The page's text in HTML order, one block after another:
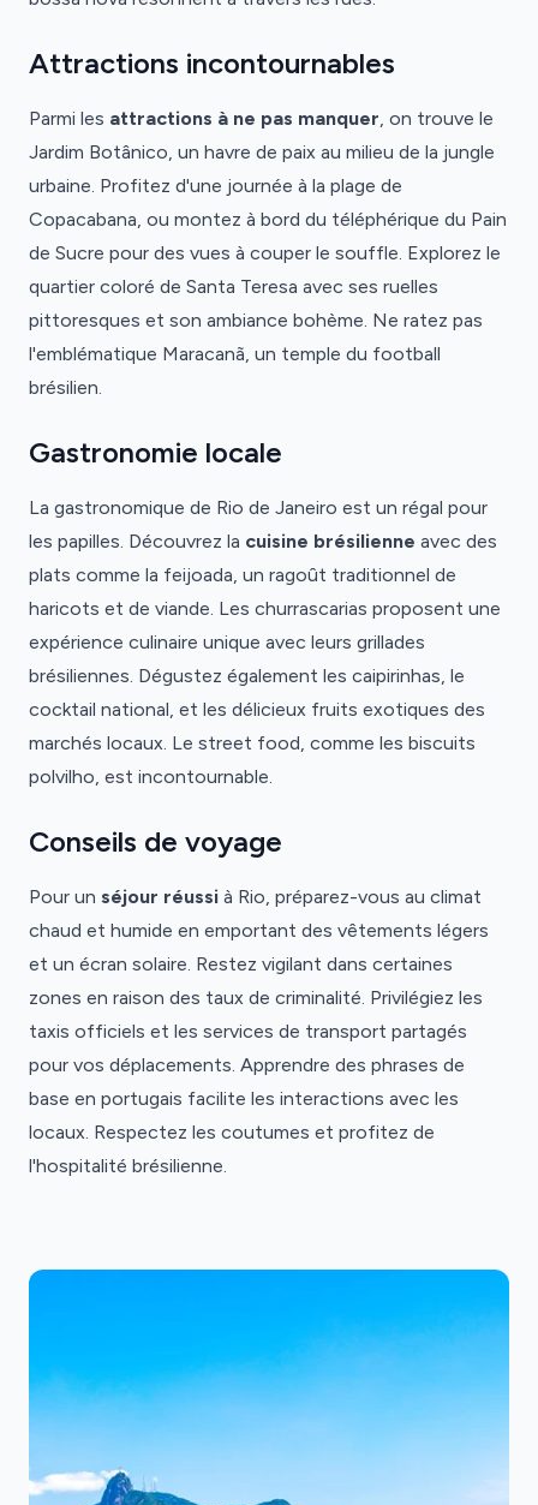
Attractions incontournables
Parmi les attractions à ne pas manquer, on trouve le
Jardim Botânico, un havre de paix au milieu de la jungle
urbaine. Profitez d'une journée à la plage de
Copacabana, ou montez à bord du téléphérique du Pain
de Sucre pour des vues à couper le souffle. Explorez le
quartier coloré de Santa Teresa avec ses ruelles
pittoresques et son ambiance bohème. Ne ratez pas
l'emblématique Maracanã, un temple du football
brésilien.
Gastronomie locale
La gastronomique de Rio de Janeiro est un régal pour
les papilles. Découvrez la cuisine brésilienne avec des
plats comme la feijoada, un ragoût traditionnel de
haricots et de viande. Les churrascarias proposent une
expérience culinaire unique avec leurs grillades
brésiliennes. Dégustez également les caipirinhas, le
cocktail national, et les délicieux fruits exotiques des
marchés locaux. Le street food, comme les biscuits
polvilho, est incontournable.
Conseils de voyage
Pour un séjour réussi à Rio, préparez-vous au climat
chaud et humide en emportant des vêtements légers
et un écran solaire. Restez vigilant dans certaines
zones en raison des taux de criminalité. Privilégiez les
taxis officiels et les services de transport partagés
pour vos déplacements. Apprendre des phrases de
base en portugais facilite les interactions avec les
locaux. Respectez les coutumes et profitez de
l'hospitalité brésilienne.